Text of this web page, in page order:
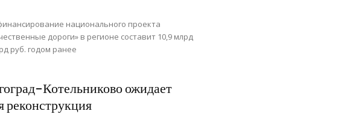
национального проекта
дороги» в регионе составит 10,9 млрд
руб. годом ранее
Котельниково ожидает
реконструкция